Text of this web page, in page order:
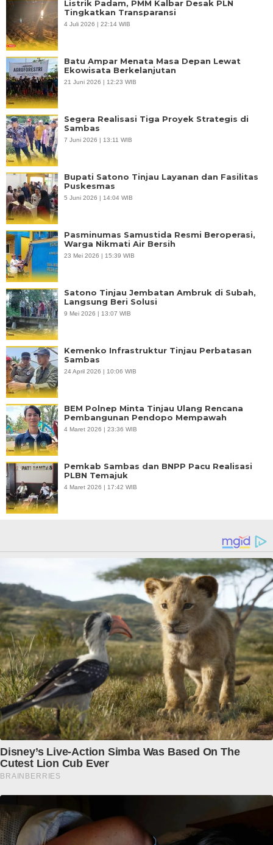
Listrik Padam, PMM Kalbar Desak PLN
Tingkatkan Transparansi
4 Juli 2026 | 22:14 WIB
Batu Ampar Menata Masa Depan Lewat
Ekowisata Berkelanjutan
21 Juni 2026 | 12:23 WIB
Segera Realisasi Tiga Proyek Strategis di
Sambas
7 Juni 2026 | 13:11 WIB
Bupati Satono Tinjau Layanan dan Fasilitas
Puskesmas
5 Juni 2026 | 14:04 WIB
Pasminumas Samustida Resmi Beroperasi,
Warga Nikmati Air Bersih
23 Mei 2026 | 15:39 WIB
Satono Tinjau Jembatan Ambruk di Subah,
Langsung Beri Solusi
9 Mei 2026 | 13:07 WIB
Kemenko Infrastruktur Tinjau Perbatasan
Sambas
24 April 2026 | 10:06 WIB
BEM Polnep Minta Tinjau Ulang Rencana
Pembangunan Pendopo Mempawah
4 Maret 2026 | 23:36 WIB
Pemkab Sambas dan BNPP Pacu Realisasi
PLBN Temajuk
4 Maret 2026 | 17:42 WIB